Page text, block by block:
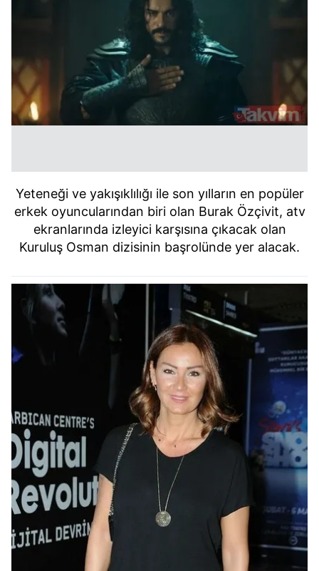
Yeteneği ve yakışıklılığı ile son yılların en popüler
erkek oyuncularından biri olan Burak Özçivit, atv
ekranlarında izleyici karşısına çıkacak olan
Kuruluş Osman dizisinin başrolünde yer alacak.